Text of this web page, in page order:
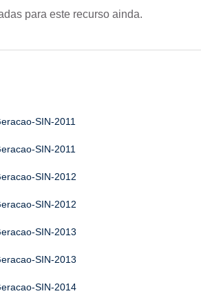
para este recurso ainda.
SIN-2011
SIN-2011
SIN-2012
SIN-2012
SIN-2013
SIN-2013
SIN-2014